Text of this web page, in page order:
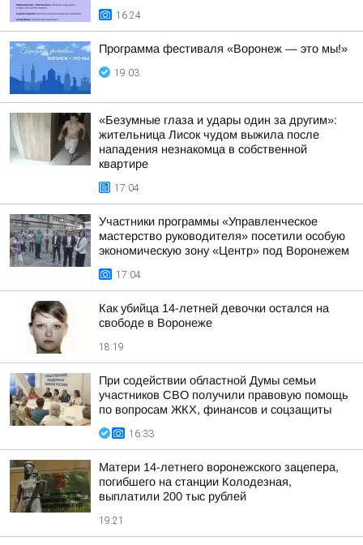
16:24
Программа фестиваля «Воронеж — это мы!»
19:03
«Безумные глаза и удары один за другим»:
жительница Лисок чудом выжила после
нападения незнакомца в собственной
квартире
17:04
Участники программы «Управленческое
мастерство руководителя» посетили особую
экономическую зону «Центр» под Воронежем
17:04
Как убийца 14-летней девочки остался на
свободе в Воронеже
18:19
При содействии областной Думы семьи
участников СВО получили правовую помощь
по вопросам ЖКХ, финансов и соцзащиты
16:33
Матери 14-летнего воронежского зацепера,
погибшего на станции Колодезная,
выплатили 200 тыс рублей
19:21